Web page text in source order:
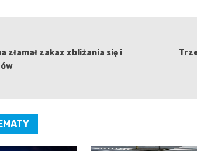
złamał zakaz zbliżania się i